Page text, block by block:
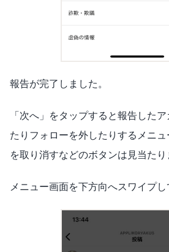
報告が完了しました。
「次へ」をタップすると報告した
たりフォローを外したりするメニ
を取り消すなどのボタンは見当たり
メニュー画面を下方向へスワイプし